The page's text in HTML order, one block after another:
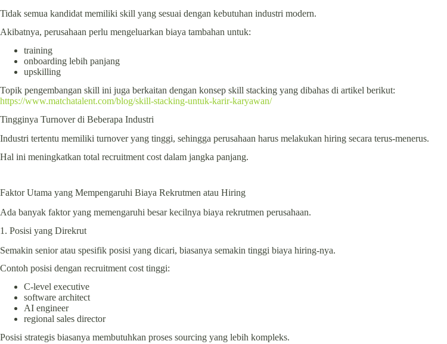
Tidak semua kandidat memiliki skill yang sesuai dengan kebutuhan industri modern.
Akibatnya, perusahaan perlu mengeluarkan biaya tambahan untuk:
training
onboarding lebih panjang
upskilling
Topik pengembangan skill ini juga berkaitan dengan konsep skill stacking yang dibahas di artikel berikut:
https://www.matchatalent.com/blog/skill-stacking-untuk-karir-karyawan/
Tingginya Turnover di Beberapa Industri
Industri tertentu memiliki turnover yang tinggi, sehingga perusahaan harus melakukan hiring secara terus-menerus.
Hal ini meningkatkan total recruitment cost dalam jangka panjang.
Faktor Utama yang Mempengaruhi Biaya Rekrutmen atau Hiring
Ada banyak faktor yang memengaruhi besar kecilnya biaya rekrutmen perusahaan.
1. Posisi yang Direkrut
Semakin senior atau spesifik posisi yang dicari, biasanya semakin tinggi biaya hiring-nya.
Contoh posisi dengan recruitment cost tinggi:
C-level executive
software architect
AI engineer
regional sales director
Posisi strategis biasanya membutuhkan proses sourcing yang lebih kompleks.